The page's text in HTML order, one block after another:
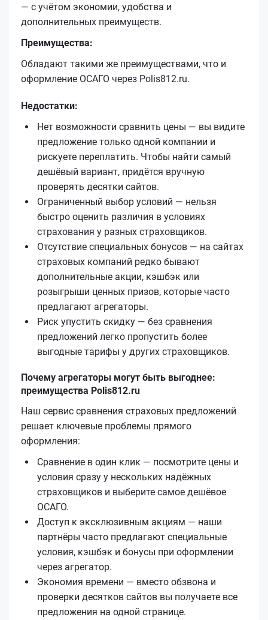
— с учётом экономии, удобства и
дополнительных преимуществ.
Преимущества:
Обладают такими же преимуществами, что и
оформление ОСАГО через Polis812.ru.
Недостатки:
Нет возможности сравнить цены — вы видите
предложение только одной компании и
рискуете переплатить. Чтобы найти самый
дешёвый вариант, придётся вручную
проверять десятки сайтов.
Ограниченный выбор условий — нельзя
быстро оценить различия в условиях
страхования у разных страховщиков.
Отсутствие специальных бонусов — на сайтах
страховых компаний редко бывают
дополнительные акции, кэшбэк или
розыгрыши ценных призов, которые часто
предлагают агрегаторы.
Риск упустить скидку — без сравнения
предложений легко пропустить более
выгодные тарифы у других страховщиков.
Почему агрегаторы могут быть выгоднее:
преимущества Polis812.ru
Наш сервис сравнения страховых предложений
решает ключевые проблемы прямого
оформления:
Сравнение в один клик — посмотрите цены и
условия сразу у нескольких надёжных
страховщиков и выберите самое дешёвое
ОСАГО.
Доступ к эксклюзивным акциям — наши
партнёры часто предлагают специальные
условия, кэшбэк и бонусы при оформлении
через агрегатор.
Экономия времени — вместо обзвона и
проверки десятков сайтов вы получаете все
предложения на одной странице.